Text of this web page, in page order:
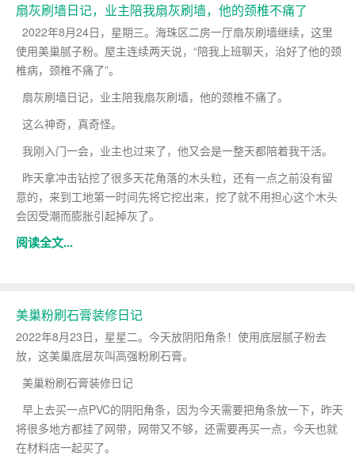
扇灰刷墙日记，业主陪我扇灰刷墙，他的颈椎不痛了
2022年8月24日，星期三。海珠区二房一厅扇灰刷墙继续，这里
使用美巢腻子粉。屋主连续两天说，“陪我上班聊天，治好了他的颈
椎病，颈椎不痛了”。
扇灰刷墙日记，业主陪我扇灰刷墙，他的颈椎不痛了。
这么神奇，真奇怪。
我刚入门一会，业主也过来了，他又会是一整天都陪着我干活。
昨天拿冲击钻挖了很多天花角落的木头粒，还有一点之前没有留
意的，来到工地第一时间先将它挖出来，挖了就不用担心这个木头
会因受潮而膨胀引起掉灰了。
阅读全文...
美巢粉刷石膏装修日记
2022年8月23日，星星二。今天放阴阳角条！使用底层腻子粉去
放，这美巢底层灰叫高强粉刷石膏。
美巢粉刷石膏装修日记
早上去买一点PVC的阴阳角条，因为今天需要把角条放一下，昨天
将很多地方都挂了网带，网带又不够，还需要再买一点，今天也就
在材料店一起买了。